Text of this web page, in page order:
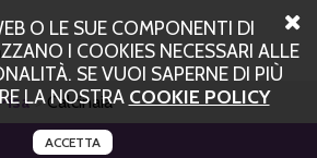
O LE SUE COMPONENTI DI
I COOKIES NECESSARI ALLE
SE VUOI SAPERNE DI PIÙ
LA NOSTRA COOKIE POLICY
ACCETTA
Calcinaia